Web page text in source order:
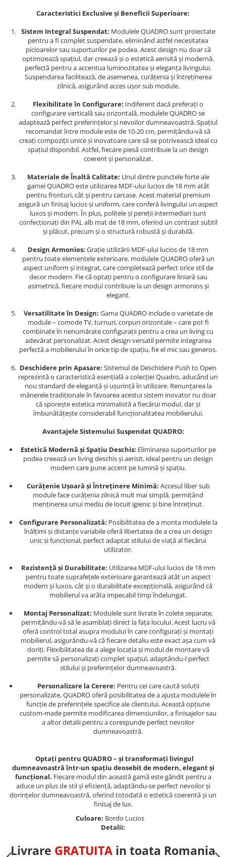
Caracteristici Exclusive și Beneficii Superioare:
Sistem Integral Suspendat: Modulele QUADRO sunt proiectate
pentru a fi complet suspendate, eliminând astfel necesitatea
picioarelor sau suporturilor pe podea. Acest design nu doar că
optimizează spațiul, dar creează și o estetică aerisită și modernă,
perfectă pentru a accentua luminozitatea și eleganța livingului.
Suspendarea facilitează, de asemenea, curățenia și întreținerea
zilnică, asigurând acces ușor sub module.
Flexibilitate în Configurare: Indiferent dacă preferați o
configurare verticală sau orizontală, modulele QUADRO se
adaptează perfect preferințelor și nevoilor dumneavoastră. Spațiul
recomandat între module este de 10-20 cm, permițându-vă să
creați compoziții unice și inovatoare care să se potrivească ideal cu
spațiul disponibil. Astfel, fiecare piesă contribuie la un design
coerent și personalizat.
Materiale de Înaltă Calitate: Unul dintre punctele forte ale
gamei QUADRO este utilizarea MDF-ului lucios de 18 mm atât
pentru fronturi, cât și pentru carcase. Acest material premium
asigură un finisaj lucios și uniform, care conferă livingului un aspect
luxos și modern. În plus, politele și pereții intermediari sunt
confecționați din PAL alb mat de 18 mm, oferind un contrast subtil
și plăcut, precum și o structură robustă și durabilă.
Design Armonios: Grație utilizării MDF-ului lucios de 18 mm
pentru toate elementele exterioare, modulele QUADRO oferă un
aspect uniform și integrat, care completează perfect orice stil de
decor modern. Fie că optați pentru o configurare liniară sau
asimetrică, fiecare modul contribuie la un design armonios și
elegant.
Versatilitate în Design: Gama QUADRO include o varietate de
module – comode TV, turnuri, corpuri orizontale – care pot fi
combinate în nenumărate configurații pentru a crea un living cu
adevărat personalizat. Acest design versatil permite integrarea
perfectă a mobilierului în orice tip de spațiu, fie el mic sau generos.
Deschidere prin Apasare: Sistemul de Deschidere Push to Open
reprezintă o caracteristică esențială a colecției Quadro, aducând un
nou standard de eleganță și ușurință în utilizare. Renunțarea la
mânerele tradiționale în favoarea acestui sistem inovator nu doar
că sporește estetica minimalistă a fiecărui modul, dar și
îmbunătățește considerabil funcționalitatea mobilierului.
Avantajele Sistemului Suspendat QUADRO:
Estetică Modernă și Spațiu Deschis: Eliminarea suporturilor pe
podea creează un living deschis și aerisit, ideal pentru un design
modern care pune accent pe lumină și spațiu.
Curățenie Ușoară și Întreținere Minimă: Accesul liber sub
module face curățenia zilnică mult mai simplă, permițând
menținerea unui mediu de locuit igienic și bine întreținut.
Configurare Personalizată: Posibilitatea de a monta modulele la
înălțimi și distanțe variabile oferă libertatea de a crea un design
unic și funcțional, perfect adaptat stilului de viață al fiecărui
utilizator.
Rezistență și Durabilitate: Utilizarea MDF-ului lucios de 18 mm
pentru toate suprafețele exterioare garantează atât un aspect
modern și luxos, cât și o durabilitate excepțională, asigurând că
mobilierul va arăta impecabil timp îndelungat.
Montaj Personalizat: Modulele sunt livrate în colete separate,
permițându-vă să le asamblați direct la fața locului. Acest lucru vă
oferă control total asupra modului în care configurați și montați
mobilierul, asigurându-vă că fiecare detaliu este exact așa cum vă
doriți. Flexibilitatea de a alege locația și modul de montare vă
permite să personalizați complet spațiul, adaptându-l perfect
stilului și preferințelor dumneavoastră.
Personalizare la Cerere: Pentru cei care caută soluții
personalizate, QUADRO oferă posibilitatea de a ajusta modulele în
funcție de preferințele specifice ale clientului. Această opțiune
custom-made permite modificarea dimensiunilor, a finisajelor sau
a altor detalii pentru a corespunde perfect nevoilor
dumneavoastră.
Optați pentru QUADRO – și transformați livingul
dumneavoastră într-un spațiu deosebit de modern, elegant și
funcțional. Fiecare modul din această gamă este gândit pentru a
aduce un plus de stil și eficiență, adaptându-se perfect nevoilor și
dorințelor dumneavoastră, oferind totodată o estetică coerentă și un
finisaj de lux.
Culoare: Bordo Lucios
Detalii:
Livrare GRATUITA in toata Romania